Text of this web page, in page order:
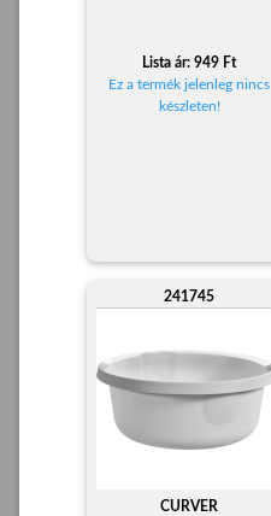
Lista ár: 949 Ft
Ez a termék jelenleg nincs
készleten!
241745
CURVER